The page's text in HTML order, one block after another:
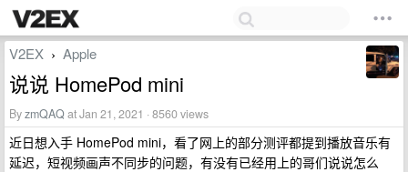
V2EX › Apple
说说 HomePod mini
ByzmQAQat Jan 21, 2021 · 8560 views
近日想入手 HomePod mini，看了网上的部分测评都提到播放音乐有
延迟，短视频画声不同步的问题，有没有已经用上的哥们说说怎么